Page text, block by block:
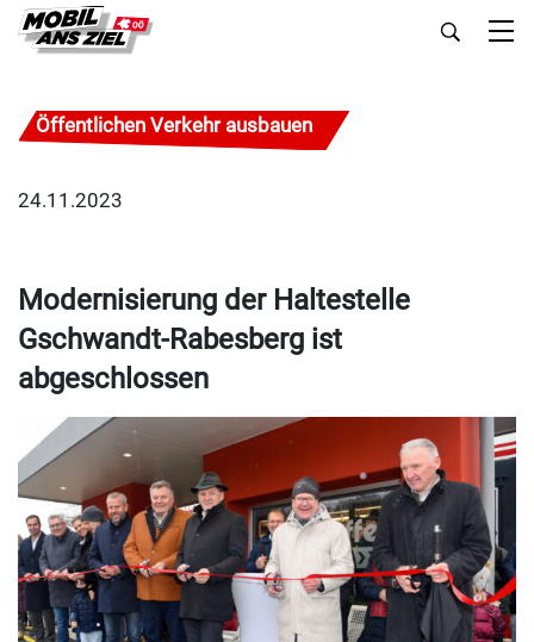
Öffentlichen Verkehr ausbauen
24.11.2023
Modernisierung der Haltestelle
Gschwandt-Rabesberg ist
abgeschlossen